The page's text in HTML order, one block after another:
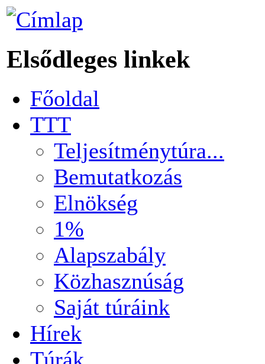
Elsődleges linkek
Főoldal
TTT
Teljesítménytúra...
Bemutatkozás
Elnökség
1%
Alapszabály
Közhasznúság
Saját túráink
Hírek